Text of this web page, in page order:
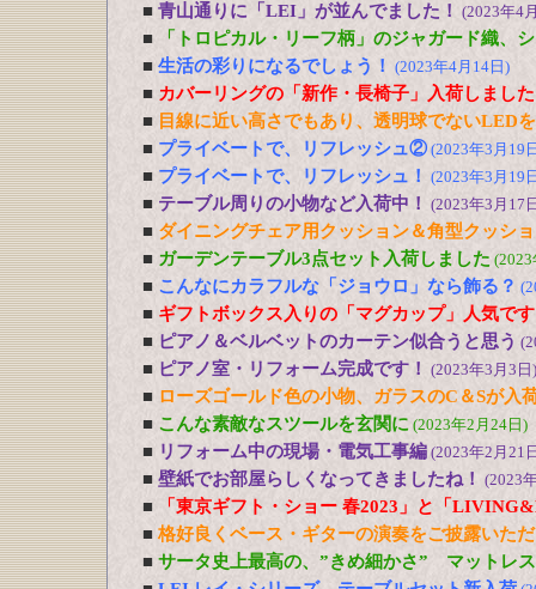
■ 青山通りに「LEI」が並んでました！ (2023年4
■
「トロピカル・リーフ柄」のジャガード織、
■ 生活の彩りになるでしょう！ (2023年4月14日)
■ カバーリングの「新作・長椅子」入荷しまし
■ 目線に近い高さでもあり、透明球でないLED
■ プライベートで、リフレッシュ② (2023年3月19
■ プライベートで、リフレッシュ！ (2023年3月19
■ テーブル周りの小物など入荷中！ (2023年3月17
■ ダイニングチェア用クッション＆角型クッシ
■ ガーデンテーブル3点セット入荷しました
■ こんなにカラフルな「ジョウロ」なら飾る？
■ ギフトボックス入りの「マグカップ」人気で
■ ピアノ＆ベルベットのカーテン似合うと思う
■ ピアノ室・リフォーム完成です！ (2023年3月3日)
■ ローズゴールド色の小物、ガラスのC＆Sが入
■ こんな素敵なスツールを玄関に (2023年2月24日)
■ リフォーム中の現場・電気工事編 (2023年2月21
■ 壁紙でお部屋らしくなってきましたね！ (2023
■
「東京ギフト・ショー 春2023」と「
■ 格好良くベース・ギターの演奏をご披露いた
■ サータ史上最高の、”きめ細かさ” マットレ